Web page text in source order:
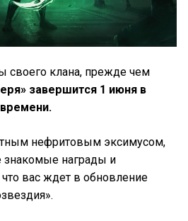
своего клана, прежде чем
завершится 1 июня в
нефритовым эксимусом,
знакомые награды и
что вас ждет в обновление